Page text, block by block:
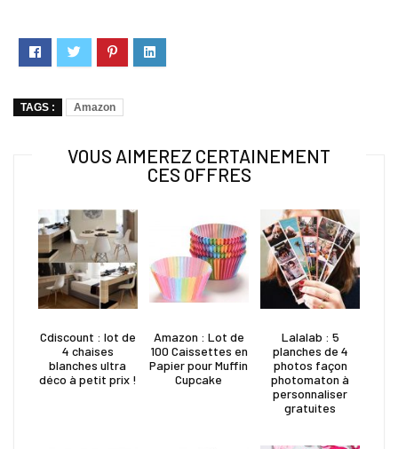
TAGS : Amazon
VOUS AIMEREZ CERTAINEMENT
CES OFFRES
Cdiscount : lot de
4 chaises
blanches ultra
déco à petit prix !
Amazon : Lot de
100 Caissettes en
Papier pour Muffin
Cupcake
Lalalab : 5
planches de 4
photos façon
photomaton à
personnaliser
gratuites